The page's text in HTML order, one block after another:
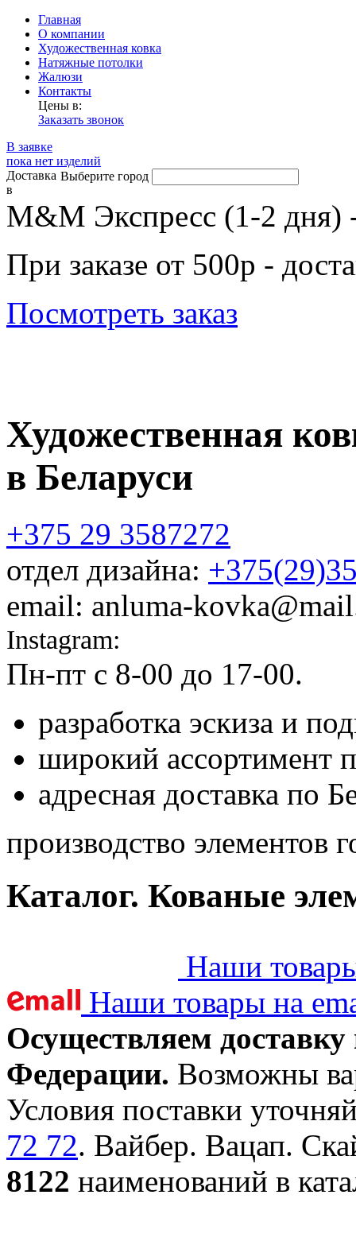
Главная
О компании
Художественная ковка
Натяжные потолки
Жалюзи
Контакты
Цены в:
Заказать звонок
В заявке
пока нет изделий
Доставка
в
Выберите город
М&М Экспресс (1-2 дня)
При заказе от 500р -
Посмотреть заказ
Художественная
в Беларуси
+375 29 3587272
отдел дизайна:
email: anluma-
Instagram:
Пн-пт c 8-00 до 17-00.
разработка эскиза и
широкий ассортимент
адресная доставка по
производство элементов
Каталог. Кованые
Наши
Наши товары на
Осуществляем
Федерации. Возможны
Условия поставки
72 72. Вайбер. Вацап.
8122 наименований в